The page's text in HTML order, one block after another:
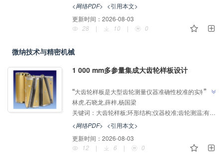
模型并引入多次散射修正，为解决RVR测量系统性高
估问题提供解决方案。”
<网络PDF> <引用本文>
更新时间： 2026-08-03
28
| 10 | 0
微纳技术与精密机械
1 000 mm多参量集成大齿轮样板设计
“大齿轮样板是大型齿轮测量仪器准确性校准的实物标
准，仅国外个别计量机构在该领域取得了突破性进展，
介绍了其在大齿轮测量领域的研究进展，研究团队创新
设计了一种外径为1000 mm的新型多参量集成标准样
板，为解决大齿轮样板研制难题提供解决方案，为提升
我国高端重型装备齿轮质量管控能力与量值溯源水平奠
”
林虎,石晓龙,薛梓,杨国梁
关键词： 大齿轮样板;环形结构;仪器校准;齿轮测温;有限元分析
<网络PDF> <引用本文>
更新时间： 2026-08-03
12
| 6 | 0